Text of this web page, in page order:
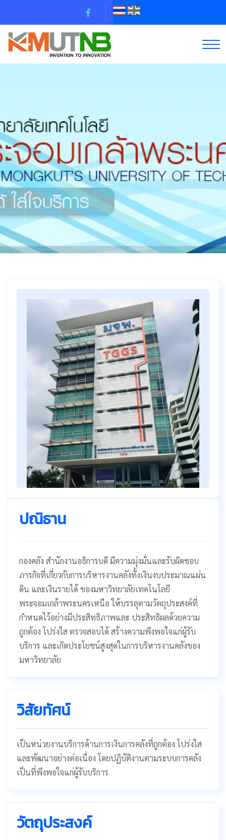
ปณิธาน
กองคลัง สำนักงานอธิการบดี มีความมุ่งมั่นและรับผิดชอบ
ภารกิจที่เกี่ยวกับการบริหารงานคลังทั้งเงินงบประมาณแผ่น
ดิน และเงินรายได้ ของมหาวิทยาลัยเทคโนโลยี
พระจอมเกล้าพระนครเหนือ ให้บรรลุตามวัตถุประสงค์ที่
กำหนดไว้อย่างมีประสิทธิภาพและ ประสิทธิผลด้วยความ
ถูกต้อง โปร่งใส ตรวจสอบได้ สร้างความพึงพอใจแก่ผู้รับ
บริการ และเกิดประโยชน์สูงสุดในการบริหารงานคลังของ
มหาวิทยาลัย
วิสัยทัศน์
เป็นหน่วยงานบริการด้านการเงินการคลังที่ถูกต้อง โปร่งใส
และพัฒนาอย่างต่อเนื่อง โดยปฏิบัติงานตามระบบการคลัง
เป็นที่พึงพอใจแก่ผู้รับบริการ
วัตถุประสงค์